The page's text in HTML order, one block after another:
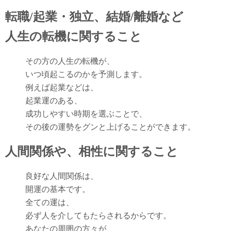
転職/起業・独立、結婚/離婚など
人生の転機に関すること
その方の人生の転機が、
いつ頃起こるのかを予測します。
例えば起業などは、
起業運のある、
成功しやすい時期を選ぶことで、
その後の運勢をグンと上げることができます。
人間関係や、相性に関すること
良好な人間関係は、
開運の基本です。
全ての運は、
必ず人を介してもたらされるからです。
あなたの周囲の方々が、